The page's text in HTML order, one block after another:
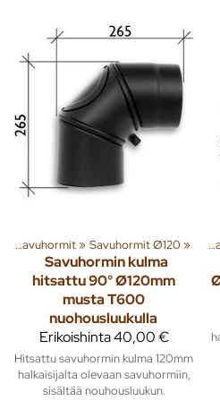
Savuhormit‪» Savuhormit Ø120 ‪»
Savuhormin kulma
hitsattu 90° Ø120mm
musta T600
nuohousluukulla
Erikoishinta40,00 €
Hitsattu savuhormin kulma 120mm
halkaisijalta olevaan savuhormiin,
sisältää nouhousluukun.
‪»Lämmitys ‪»Piiput ja tarvikkeet